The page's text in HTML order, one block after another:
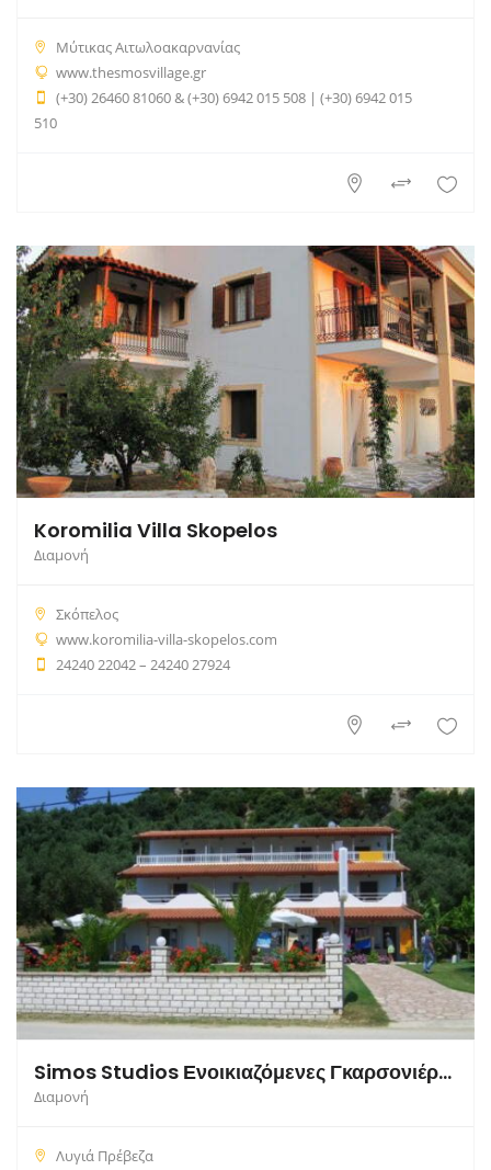
Μύτικας Αιτωλοακαρνανίας
www.thesmosvillage.gr
(+30) 26460 81060 & (+30) 6942 015 508 | (+30) 6942 015
510
Koromilia Villa Skopelos
Διαμονή
Σκόπελος
www.koromilia-villa-skopelos.com
24240 22042 – 24240 27924
Simos Studios Ενοικιαζόμενες Γκαρσονιέρες
Διαμονή
Λυγιά Πρέβεζα